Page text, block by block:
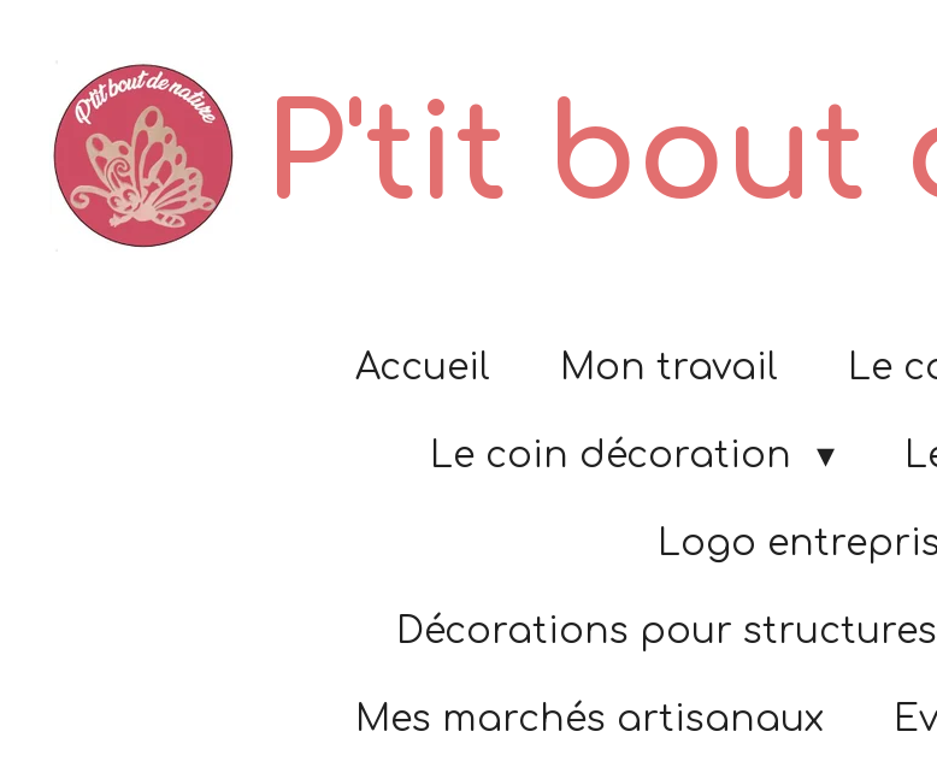
contenu
principal
P'tit bout
Accueil Mon travail Le
Le coin décoration
Logo
Décorations pour
Mes marchés artisanaux